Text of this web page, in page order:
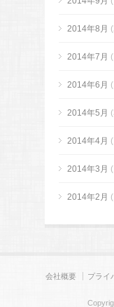
2014年8月
2014年7月
2014年6月
2014年5月
2014年4月
2014年3月
2014年2月
会社概要 プライ